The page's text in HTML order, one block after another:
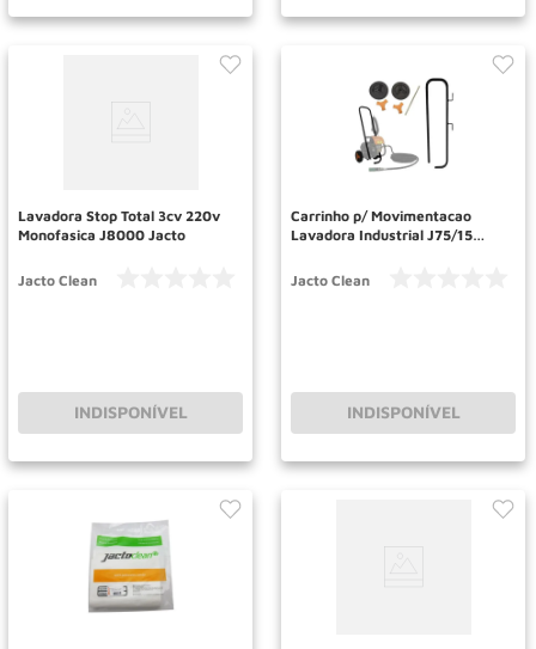
Lavadora Stop Total 3cv 220v
Monofasica J8000 Jacto
Jacto Clean
INDISPONÍVEL
Carrinho p/ Movimentacao
Lavadora Industrial J75/15
Jacto Clean
INDISPONÍVEL